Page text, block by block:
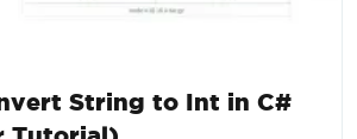
String to Int in C#